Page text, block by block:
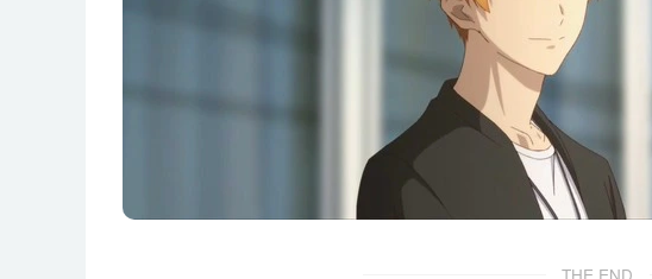
THE END